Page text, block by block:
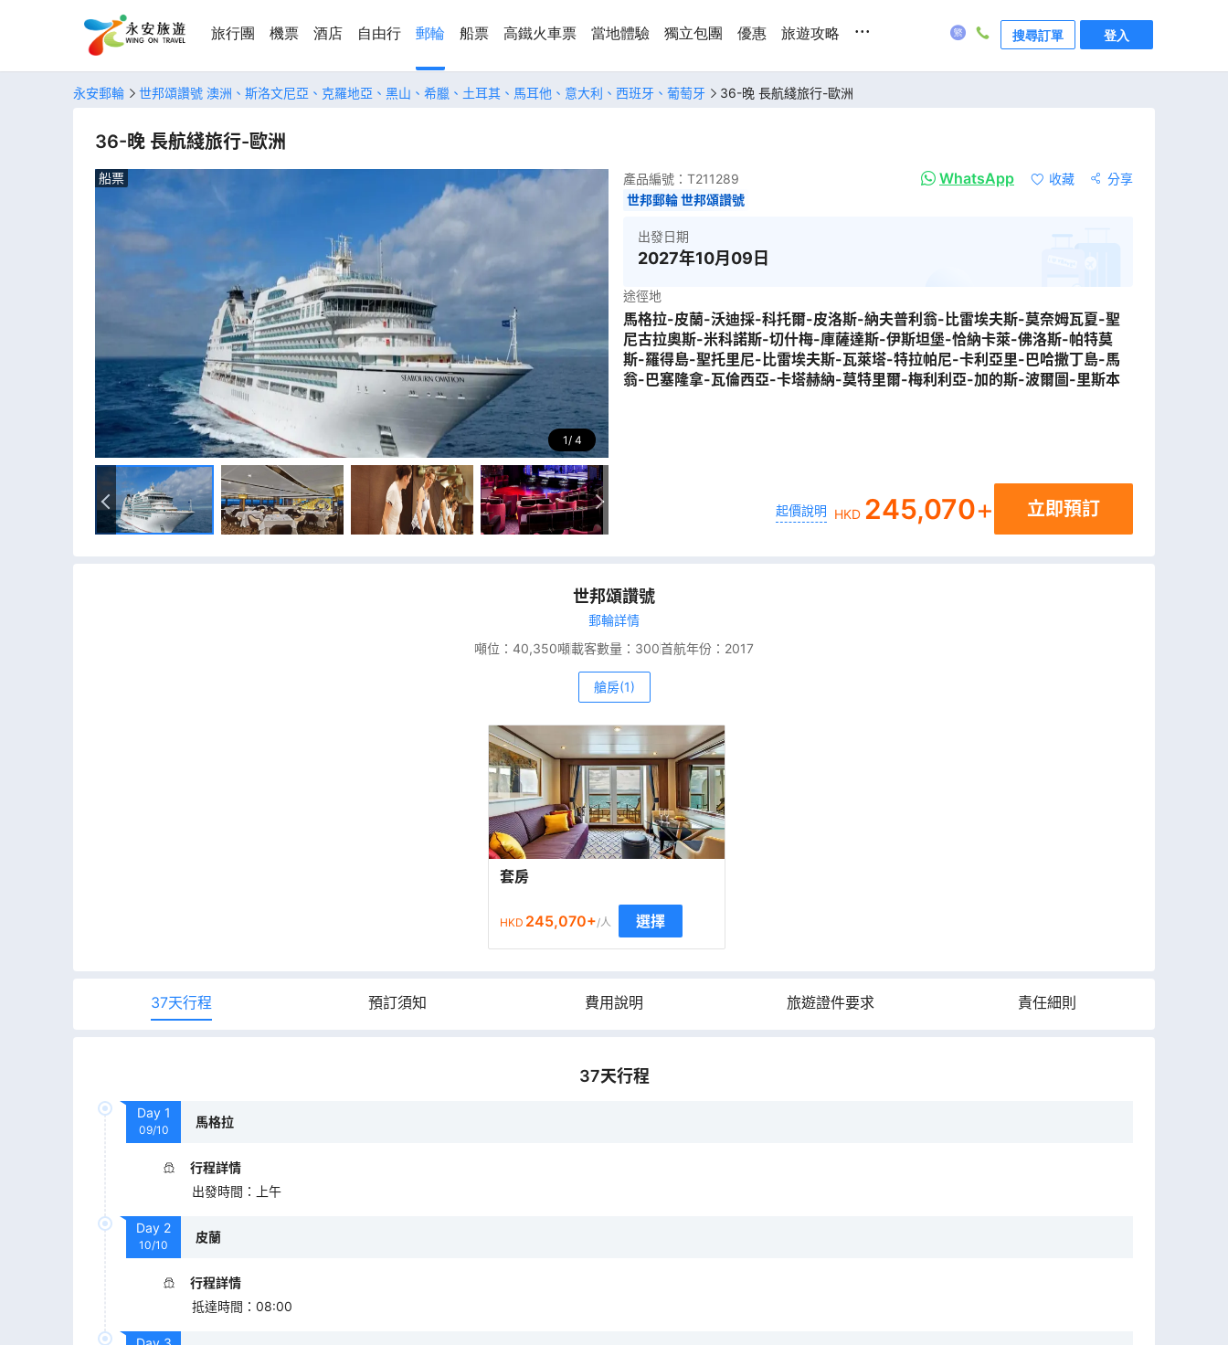
旅行團 機票 酒店 自由行 郵輪 船票 高鐵火車票 當地體驗 獨立包團 優惠 旅遊攻略 ... 搜尋訂單 登入
永安郵輪 世邦頌讚號 澳洲、斯洛文尼亞、克羅地亞、黑山、希臘、土耳其、馬耳他、意大利、西班牙、葡萄牙 36-晚 長航綫旅行-歐洲
36-晚 長航綫旅行-歐洲
1 4
船票 產品編號： T211289 WhatsApp 收藏
分享
世邦郵輪 世邦頌讚號
出發日期
2027年10月09日
途徑地
馬格拉-皮蘭-沃迪採-科托爾-皮洛斯-納夫普利翁-比雷埃夫斯-莫奈姆瓦夏-聖
尼古拉奧斯-米科諾斯-切什梅-庫薩達斯-伊斯坦堡-恰納卡萊-佛洛斯-帕特莫
斯-羅得島-聖托里尼-比雷埃夫斯-瓦萊塔-特拉帕尼-卡利亞里-巴哈撒丁島-馬
翁-巴塞隆拿-瓦倫西亞-卡塔赫納-莫特里爾-梅利利亞-加的斯-波爾圖-里斯本
起價說明 HKD 245,070+ 立即預訂
世邦頌讚號
郵輪詳情
噸位： 40,350噸載客數量： 300首航年份： 2017
艙房(1)
套房
HKD 245,070+/人 選擇
37天行程 預訂須知 費用說明 旅遊證件要求 責任細則
37天行程
Day 1
09/10
馬格拉
行程詳情
出發時間 ： 上午
Day 2
10/10
皮蘭
行程詳情
抵達時間 ： 08:00